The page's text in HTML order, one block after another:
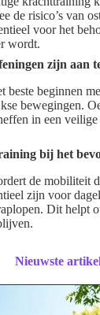
de risico’s van
voor het
wordt.
zijn aan
beste beginnen
bewegingen.
in een
bij het
de mobiliteit
zijn voor
Dit helpt
Nieuwste